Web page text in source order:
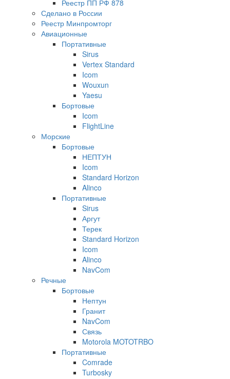
Реестр ПП РФ 878
Сделано в России
Реестр Минпромторг
Авиационные
Портативные
Sirus
Vertex Standard
Icom
Wouxun
Yaesu
Бортовые
Icom
FlightLine
Морские
Бортовые
НЕПТУН
Icom
Standard Horizon
Alinco
Портативные
Sirus
Аргут
Терек
Standard Horizon
Icom
Alinco
NavCom
Речные
Бортовые
Нептун
Гранит
NavCom
Связь
Motorola MOTOTRBO
Портативные
Comrade
Turbosky